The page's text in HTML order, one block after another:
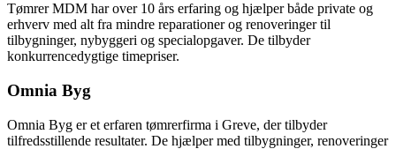
Tømrer MDM har over 10 års erfaring og hjælper både private og
erhverv med alt fra mindre reparationer og renoveringer til
tilbygninger, nybyggeri og specialopgaver. De tilbyder
konkurrencedygtige timepriser.
Omnia Byg
Omnia Byg er et erfaren tømrerfirma i Greve, der tilbyder
tilfredsstillende resultater. De hjælper med tilbygninger, renoveringer